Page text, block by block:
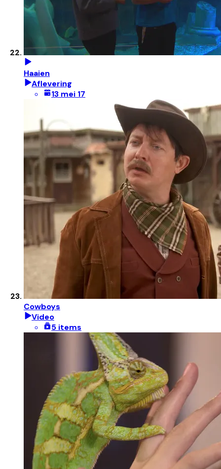
Haaien
Aflevering
13 mei 17
Cowboys
Video
5 items